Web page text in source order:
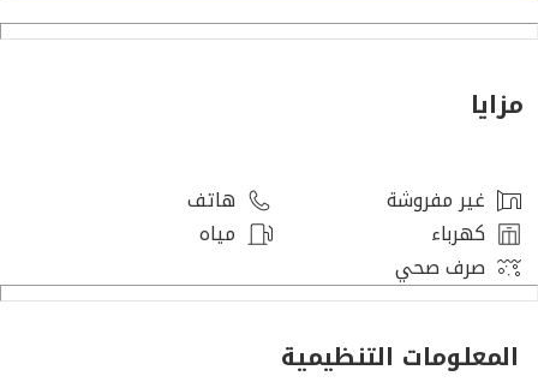
رقم العرض: 13784
رقم رخصة فال: 1200019203
رقم الجوال: +966538973003
مزايا
غير مفروشة
هاتف
كهرباء
مياه
صرف صحي
المعلومات التنظيمية